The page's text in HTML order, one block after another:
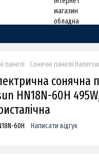
панелі Сонячні панелі
сонячна
HN18N-60H
60H Написати відгук